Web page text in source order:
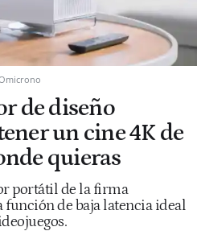
de diseño
un cine 4K de
quieras
portátil de la firma
de baja latencia ideal